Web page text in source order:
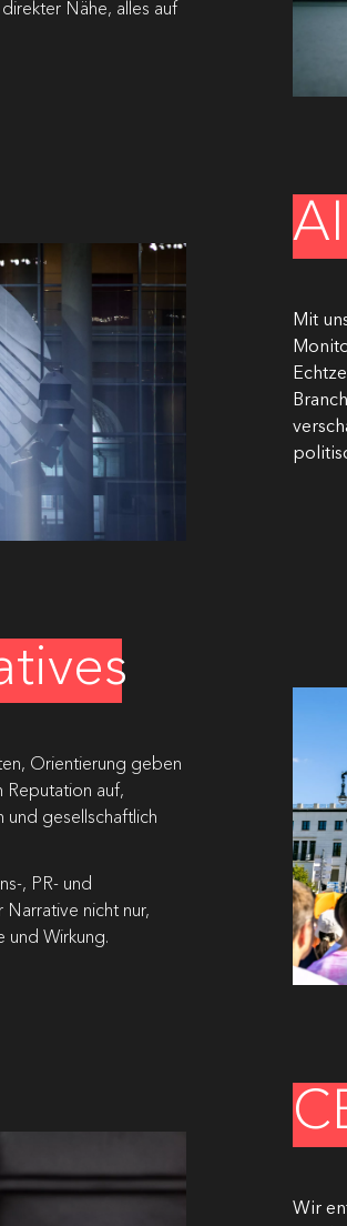
Nähe, alles auf
Mit
Orientierung geben
Reputation auf,
und gesellschaftlich
, PR- und
nicht nur,
und Wirkung.
Wir